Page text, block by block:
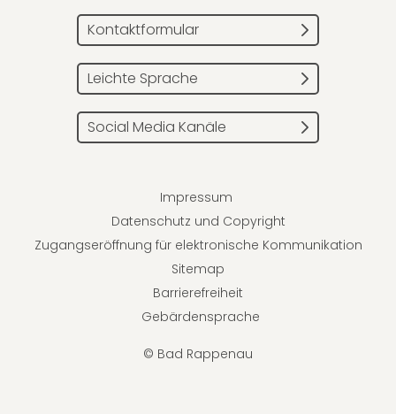
Kontaktformular
Leichte Sprache
Social Media Kanäle
© Bad Rappenau
Impressum
Datenschutz und Copyright
Zugangseröffnung für elektronische Kommunikation
Sitemap
Barrierefreiheit
Gebärdensprache